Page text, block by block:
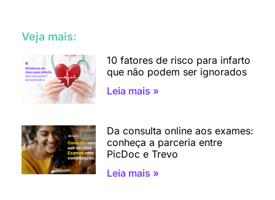
Veja mais:
10 fatores de risco para infarto
que não podem ser ignorados
Leia mais »
Da consulta online aos exames:
conheça a parceria entre
PicDoc e Trevo
Leia mais »